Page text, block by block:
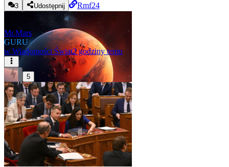
3
Udostępnij Rmf24
Mr.Mars
GURU
w Wiadomości Świat2 godziny temu
5